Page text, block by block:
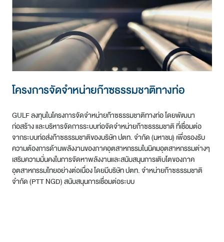
โครงการจัดจำหน่ายก๊าซธรรมชาติทางท่อ
GULF ลงทุนในโครงการจัดจำหน่ายก๊าซธรรมชาติทางท่อ โดยพัฒนา
ก่อสร้าง และบริหารจัดการระบบท่อจัดจำหน่ายก๊าซธรรมชาติ ที่เชื่อมต่อ
จากระบบท่อส่งก๊าซธรรมชาติของบริษัท ปตท. จำกัด (มหาชน) เพื่อรองรับ
ความต้องการด้านพลังงานของภาคอุตสาหกรรมในนิคมอุตสาหกรรมต่างๆ
เสริมความมั่นคงในการจัดหาพลังงานและสนับสนุนการเติบโตของภาค
อุตสาหกรรมไทยอย่างต่อเนื่อง โดยมีบริษัท ปตท. จำหน่ายก๊าซธรรมชาติ
จำกัด (PTT NGD) สนับสนุนการเชื่อมต่อระบบ
โครงการท่าเรือก๊าซและสถานีรับ-จ่ายก๊าซ
GULF พัฒนาและดำเนินโครงการท่าเรือก๊าซและสถานีรับ-จ่ายก๊าซ
ธรรมชาติเหลว ซึ่งตั้งอยู่ในเขตนิคมอุตสาหกรรมมาบตาพุด จังหวัดระยอง
ภายใต้ความร่วมมือระหว่างภาครัฐและเอกชนกับการนิคมอุตสาหกรรมแห่ง
ประเทศไทย (กนอ.) โดยโครงการระยะที่ 1 มีกำลังรองรับ LNG สูงสุด 8 ล้าน
ตันต่อปี เพื่อรองรับความต้องการใช้พลังงานที่เพิ่มขึ้น เสริมสร้างความมั่นคง
ด้านพลังงานของประเทศ และสนับสนุนการเติบโตของธุรกิจก๊าซธรรมชาติ
โครงการจัดหาและค้าส่งก๊าซธรรมชาติ
GULF ดำเนินธุรกิจจัดหาและค้าส่งก๊าซธรรมชาติผ่าน GLNG และ HKH
โดยจัดหา LNG จากผู้จำหน่ายในตลาดโลก เพื่อจำหน่ายก๊าซธรรมชาติให้
กับโรงไฟฟ้า IPP และ SPP ภายในกลุ่มบริษัท ด้วยศักยภาพการนำเข้า LNG
รวมสูงสุด 7.8 ล้านตันต่อปี ธุรกิจนี้มีบทบาทสำคัญในการเสริมสร้างความ
มั่นคงด้านพลังงานของประเทศ ควบคู่ไปกับการยกระดับความแข็งแกร่งของ
ระบบนิเวศพลังงานแบบครบวงจรของ GULF
เข้าสู่เว็บไซต์ GULF LNG
โครงการบริหารจัดการท่าเทียบเรือสาธารณะ
GULF ลงทุนในบริษัท ไทยแท้งค์เทอร์มินัล จำกัด (TTT) ผู้ให้บริการท่าเทียบ
เรือสาธารณะในการขนถ่ายและกักเก็บสินค้าเหลวในนิคมอุตสาหกรรม
มาบตาพุด จังหวัดระยอง ภายใต้สัญญาร่วมลงทุนระหว่างภาครัฐและเอกชน
(PPP) ระยะเวลา 30 ปี กับการนิคมอุตสาหกรรมแห่งประเทศไทย (กนอ.)
โครงการดังกล่าวนับเป็นท่าเทียบเรือสาธารณะเพื่อขนถ่ายสินค้าเหลวที่ใหญ่
ที่สุดในประเทศไทย โดยมีท่าเทียบเรือจำนวน 4 ท่า รองรับเรือขนถ่ายได้